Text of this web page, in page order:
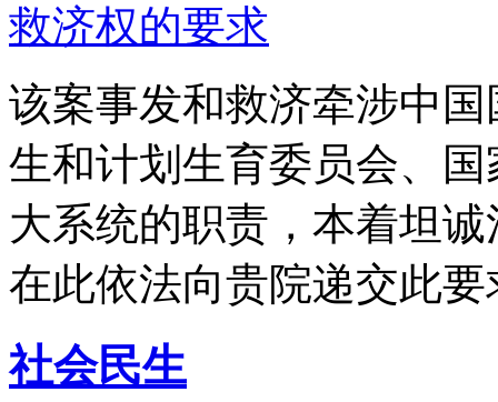
救济权的要求
该案事发和救济牵涉中
生和计划生育委员会、
大系统的职责，本着坦
在此依法向贵院递交此要
社会民生